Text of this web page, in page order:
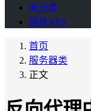
未分类
国外VPS
首页
服务器类
正文